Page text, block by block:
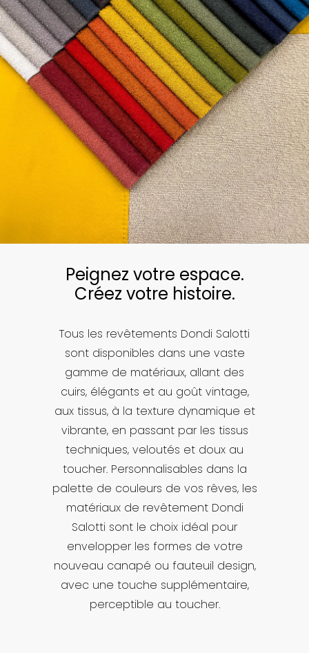
Peignez votre espace.
Créez votre histoire.
Tous les revêtements Dondi Salotti
sont disponibles dans une vaste
gamme de matériaux, allant des
cuirs, élégants et au goût vintage,
aux tissus, à la texture dynamique et
vibrante, en passant par les tissus
techniques, veloutés et doux au
toucher. Personnalisables dans la
palette de couleurs de vos rêves, les
matériaux de revêtement Dondi
Salotti sont le choix idéal pour
envelopper les formes de votre
nouveau canapé ou fauteuil design,
avec une touche supplémentaire,
perceptible au toucher.